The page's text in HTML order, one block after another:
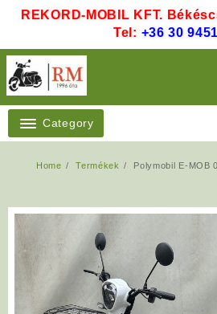
REKORD-MOBIL KFT.
Tel: +36 30
Category
Home Termékek
Polymobil E-MOB